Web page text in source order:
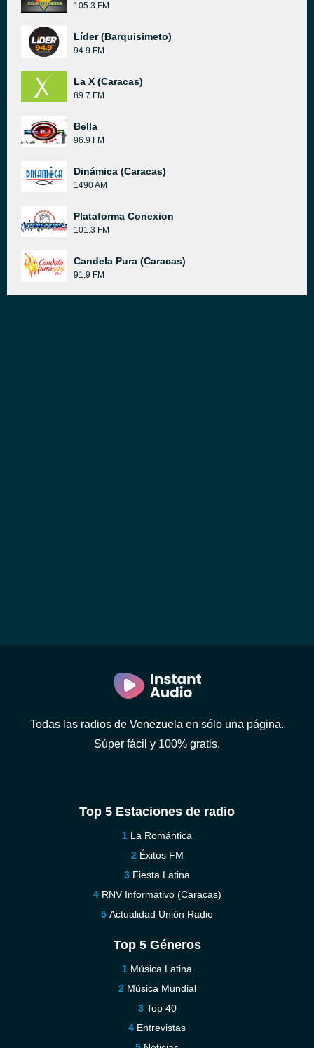
105.3 FM
Líder (Barquisimeto)
94.9 FM
La X (Caracas)
89.7 FM
Bella
96.9 FM
Dinámica (Caracas)
1490 AM
Plataforma Conexion
101.3 FM
Candela Pura (Caracas)
91.9 FM
Todas las radios de Venezuela en sólo una página.
Súper fácil y 100% gratis.
Top 5 Estaciones de radio
La Romántica
Éxitos FM
Fiesta Latina
RNV Informativo (Caracas)
Actualidad Unión Radio
Top 5 Géneros
Música Latina
Música Mundial
Top 40
Entrevistas